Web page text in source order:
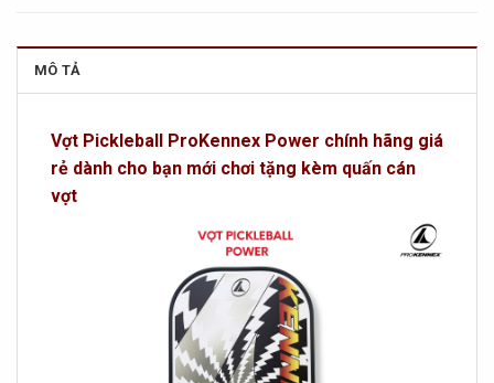
MÔ TẢ
Vợt Pickleball ProKennex Power chính hãng giá
rẻ dành cho bạn mới chơi tặng kèm quấn cán
vợt